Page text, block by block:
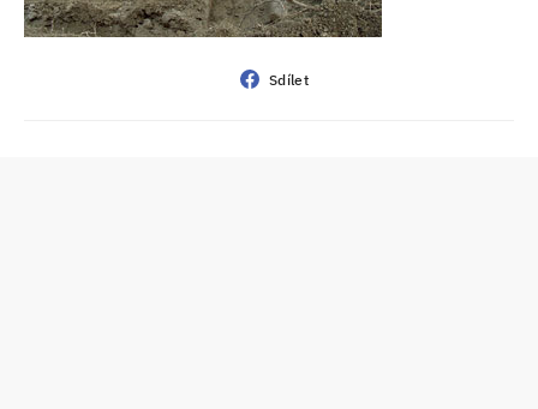
Sdílet